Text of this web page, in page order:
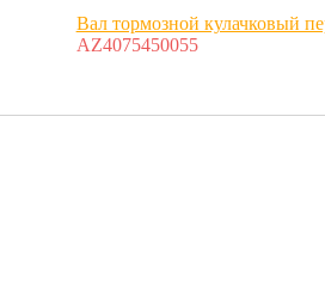
Вал тормозной кулачковый
AZ4075450055